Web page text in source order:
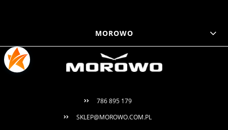
MOROWO
786 895 179
SKLEP@MOROWO.COM.PL